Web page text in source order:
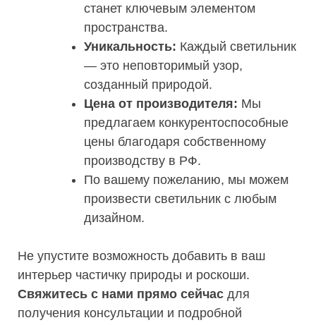
станет ключевым элементом
пространства.
Уникальность: Каждый светильник
— это неповторимый узор,
созданный природой.
Цена от производителя: Мы
предлагаем конкурентоспособные
цены благодаря собственному
производству в РФ.
По вашему пожеланию, мы можем
произвести светильник с любым
дизайном.
Не упустите возможность добавить в ваш
интерьер частичку природы и роскоши.
Свяжитесь с нами прямо сейчас для
получения консультации и подробной